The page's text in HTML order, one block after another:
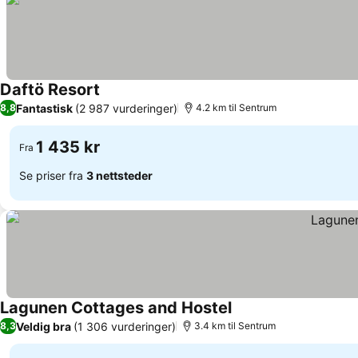
Daftö Resort
8,8Fantastisk (2 987 vurderinger) 4.2 km til Sentrum
Fra 1 435 kr
Se priser fra 3 nettsteder
Lagunen Cottages and Hostel
8,3Veldig bra (1 306 vurderinger) 3.4 km til Sentrum